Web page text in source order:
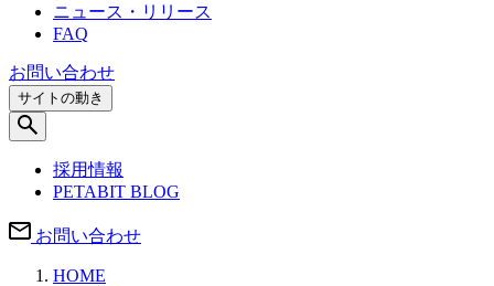
ニュース・リリース
FAQ
お問い合わせ
サイトの動き
採用情報
PETABIT BLOG
お問い合わせ
HOME